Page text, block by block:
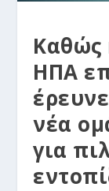
Καθώς
ΗΠΑ
νέα
για